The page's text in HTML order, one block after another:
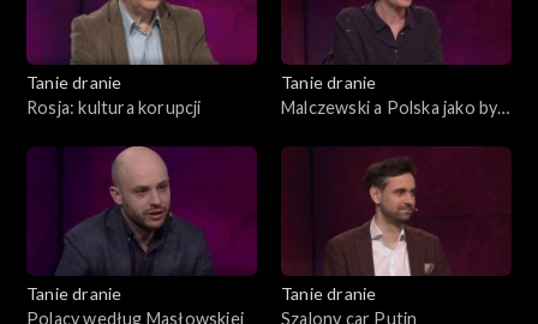
Tanie dranie
Rosja: kultura korupcji
Tanie dranie
Malczewski a Polska jako byt
Tanie dranie
Polacy według Masłowskiej
Tanie dranie
Szalony car Putin